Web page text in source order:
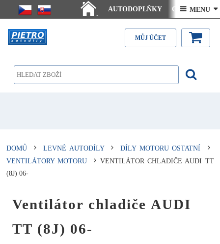
.
AUTODOPLŇKY Ceny doručení
Články - návody Kontakt
 MENU 
MŮJ ÚČET
DOMŮ LEVNÉ AUTODÍLY
DÍLY MOTORU OSTATNÍ
VENTILÁTORY MOTORU
VENTILÁTOR CHLADIČE AUDI TT
(8J) 06-
Ventilátor chladiče AUDI
TT (8J) 06-